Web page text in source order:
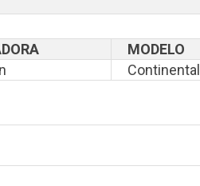
MODELO
Continental